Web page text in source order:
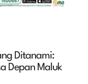
Ditanami:
Depan Maluk